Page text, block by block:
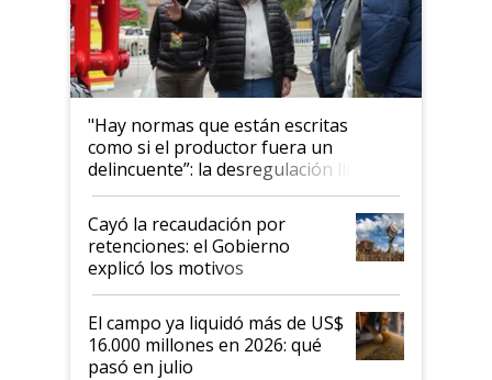
"Hay normas que están escritas
como si el productor fuera un
delincuente”: la desregulación llegó
al Congreso Aapresid y hasta se
habló del financiamiento al IPCVA
Cayó la recaudación por
retenciones: el Gobierno
explicó los motivos
El campo ya liquidó más de US$
16.000 millones en 2026: qué
pasó en julio